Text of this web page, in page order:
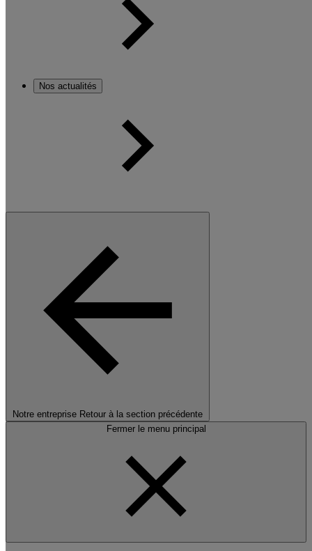
Nos actualités
Notre entreprise Retour à la section précédente
Fermer le menu principal